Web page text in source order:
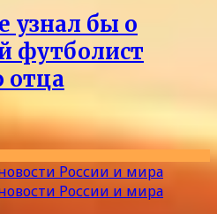
узнал бы о
футболист
отца